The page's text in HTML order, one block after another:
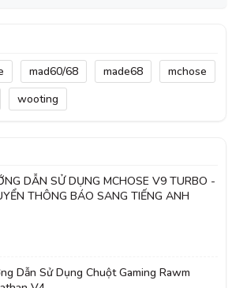
mad60/68 made68
mchose
wooting
DẪN SỬ DỤNG MCHOSE V9 TURBO -
THÔNG BÁO SANG TIẾNG ANH
Dẫn Sử Dụng Chuột Gaming Rawm